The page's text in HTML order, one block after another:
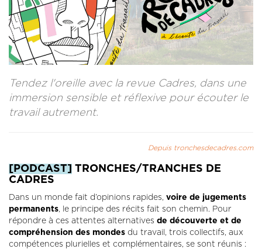
L’OBSERVATOIRE DES CADRES
Tendez l'oreille avec la revue Cadres, dans une
immersion sensible et réflexive pour écouter le
travail autrement.
Depuis tronchesdecadres.com
[PODCAST] TRONCHES/TRANCHES DE
CADRES
Dans un monde fait d’opinions rapides, voire de jugements
permanents, le principe des récits fait son chemin. Pour
répondre à ces attentes alternatives de découverte et de
compréhension des mondes du travail, trois collectifs, aux
compétences plurielles et complémentaires, se sont réunis :